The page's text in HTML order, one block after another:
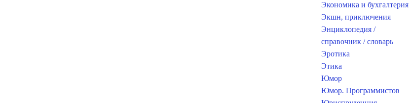
Экономика и бухгалтерия
Экшн, приключения
Энциклопедия /
справочник / словарь
Эротика
Этика
Юмор
Юмор. Программистов